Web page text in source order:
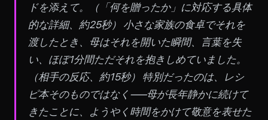
ドを添えて。
（「何を贈ったか」に対応する具体
的な詳細、約25秒）
小さな家族の食卓でそれを
渡したとき、母はそれを開いた瞬間、言葉を失
い、ほぼ1分間ただそれを抱きしめていました。
（相手の反応、約15秒）
特別だったのは、レシ
ピ本そのものではなく——母が長年静かに続けて
きたことに、ようやく時間をかけて敬意を表せた